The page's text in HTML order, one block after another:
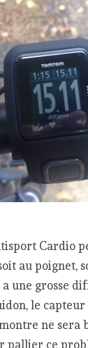
Cardio
au poignet,
une grosse
le
ne sera
pallier ce